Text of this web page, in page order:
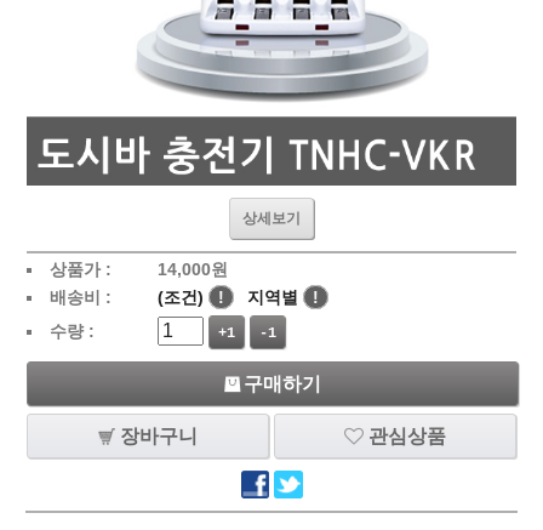
상세보기
상품가 : 14,000원
배송비 :
(조건) ! 지역별
!
수량 :
+1 -1
구매하기
장바구니 관심상품